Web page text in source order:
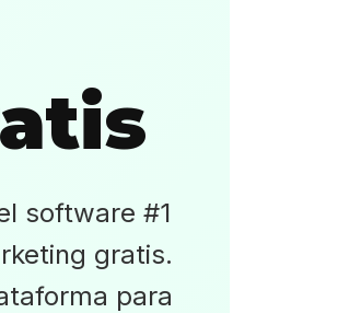
software #1
gratis.
para